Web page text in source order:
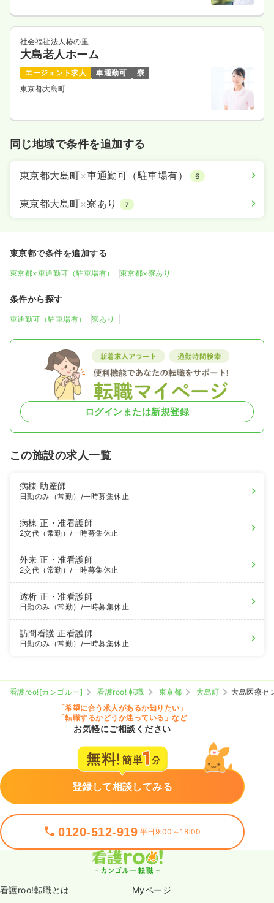
社会福祉法人椿の里
大島老人ホーム
エージェント求人 車通勤可
寮
東京都大島町
同じ地域で条件を追加する
東京都大島町×車通勤可（駐車場有） 6
東京都大島町×寮あり 7
東京都で条件を追加する
東京都×車通勤可（駐車場有） 東京都×寮あり
条件から探す
車通勤可（駐車場有） 寮あり
ログインまたは新規登録
この施設の求人一覧
病棟 助産師
日勤のみ（常勤） /一時募集休止
病棟正・准看護師
2交代（常勤）/一時募集休止
外来正・准看護師
2交代（常勤）/一時募集休止
透析正・准看護師
日勤のみ（常勤） /一時募集休止
訪問看護正看護師
日勤のみ（常勤） /一時募集休止
看護roo![カンゴルー] 看護roo! 転職 東京都 大島町
大島医療セ
「希望に合う求人があるか知りたい」
「転職するかどうか迷っている」など
お気軽にご相談ください
登録して相談してみる
0120-512-919 平日9:00～18:00
看護roo!転職とは Myページ